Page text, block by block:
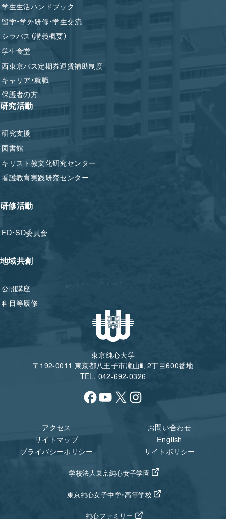
学生生活ハンドブック
留学・学外研修・学生交流
シラバス（講義概要）
学生食堂
西東京バス定期券運賃補助制度
キャリア・就職
保護者の方
研究活動
研究支援
図書館
キリスト教文化研究センター
看護教育実践研究センター
研修活動
FD・SD委員会
地域共創
公開講座
科目等履修
東京純心大学
〒192-0011 東京都八王子市滝山町2丁目600番地
TEL. 042-692-0326
Facebook
YouTube
X Instagram
アクセス
お問い合わせ
サイトマップ
English
プライバシーポリシー
サイトポリシー
学校法人東京純心女子学園
東京純心女子中学・高等学校
純心ファミリー